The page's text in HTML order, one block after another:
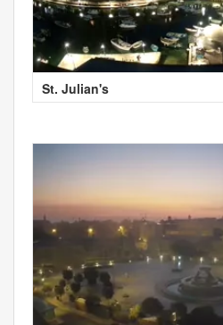
St. Julian's